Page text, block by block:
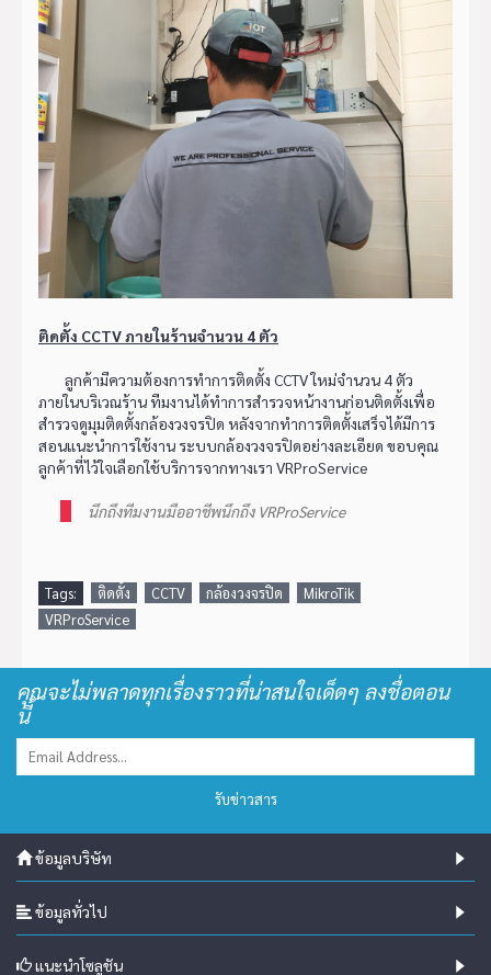
ติดตั้ง CCTV ภายในร้านจำนวน 4 ตัว
ลูกค้ามีความต้องการทำการติดตั้ง CCTV ใหม่จำนวน 4 ตัว
ภายในบริเวณร้าน ทีมงานได้ทำการสำรวจหน้างานก่อนติดตั้งเพื่อ
สำรวจดูมุมติดตั้งกล้องวงจรปิด หลังจากทำการติดตั้งเสร็จได้มีการ
สอนแนะนำการใช้งาน ระบบกล้องวงจรปิดอย่างละเอียด ขอบคุณ
ลูกค้าที่ไว้ใจเลือกใช้บริการจากทางเรา VRProService
นึกถึงทีมงานมืออาชีพนึกถึง VRProService
Tags: ติดตั้ง CCTV กล้องวงจรปิด
MikroTik
VRProService
คุณจะไม่พลาดทุกเรื่องราวที่น่าสนใจเด็ดๆ ลงชื่อตอน
นี้
รับข่าวสาร
ข้อมูลบริษัท
ข้อมูลทั่วไป
แนะนำโซลูชัน